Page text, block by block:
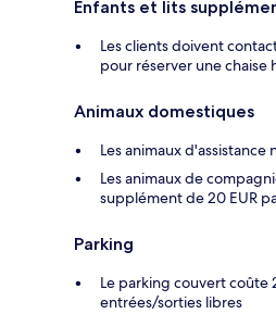
Enfants et lits
Les clients doivent
pour réserver une chaise
Animaux domestiques
Les animaux d'assistance
Les animaux de
supplément de 20 EUR
Parking
Le parking couvert coûte
entrées/sorties libres